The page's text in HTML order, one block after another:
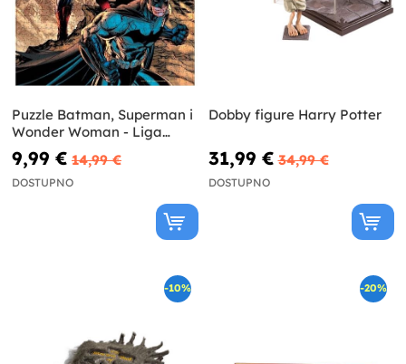
Puzzle Batman, Superman i
Wonder Woman - Liga
pravde
9,99 € 14,99 €
DOSTUPNO
Dobby figure Harry Potter
31,99 € 34,99 €
DOSTUPNO
-10% -20%